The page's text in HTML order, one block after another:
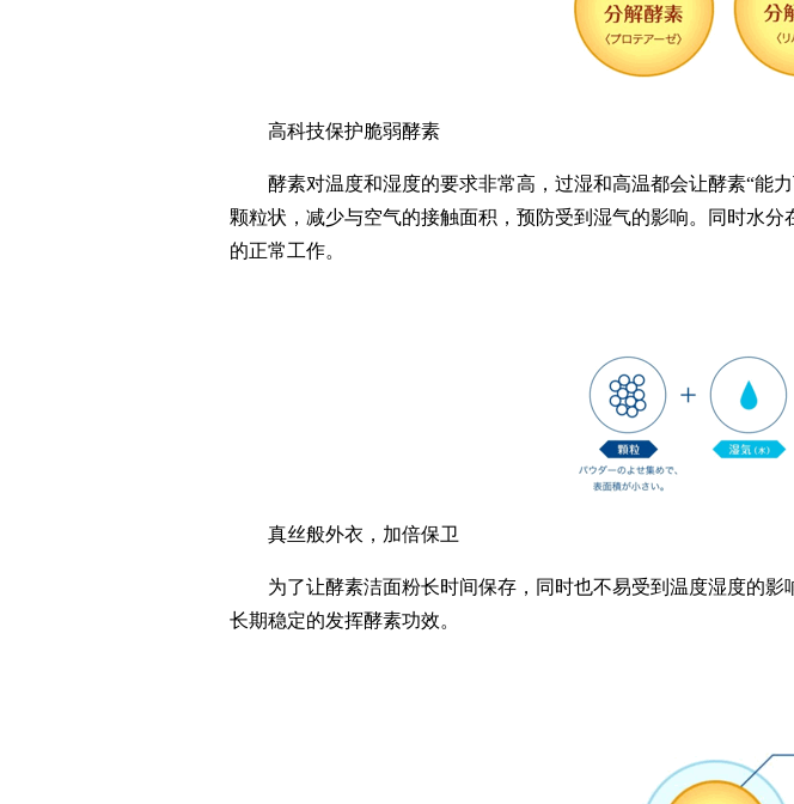
高科技保护脆弱酵素
酵素对温度和湿度的要求非常高，过湿和高温都会让酵素“能力
颗粒状，减少与空气的接触面积，预防受到湿气的影响。同时水
的正常工作。
真丝般外衣，加倍保卫
为了让酵素洁面粉长时间保存，同时也不易受到温度湿度的影
长期稳定的发挥酵素功效。